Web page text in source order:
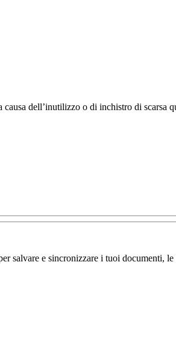
dell’inutilizzo o di inchistro di scarsa
salvare e sincronizzare i tuoi documenti,